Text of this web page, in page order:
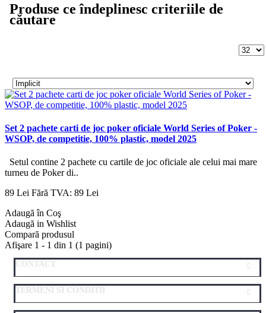
Produse ce îndeplinesc criteriile de
căutare
Set 2 pachete carti de joc poker oficiale World Series of Poker -
WSOP, de competitie, 100% plastic, model 2025
Setul contine 2 pachete cu cartile de joc oficiale ale celui mai mare
turneu de Poker di..
89 Lei Fără TVA: 89 Lei
Adaugă în Coş
Adaugă in Wishlist
Compară produsul
Afişare 1 - 1 din 1 (1 pagini)
CONTACT
TERMENI SI CONDITII